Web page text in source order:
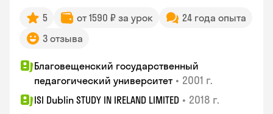
5 от 1590 ₽ за урок
24 года опыта
3 отзыва
Благовещенский государственный
педагогический университет • 2001 г.
ISI Dublin STUDY IN IRELAND LIMITED • 2018 г.